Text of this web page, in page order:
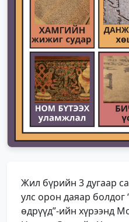
Жил бүрийн 3 дугаар
улс орон даяар болдог
өдрүүд”-ийн хүрээнд